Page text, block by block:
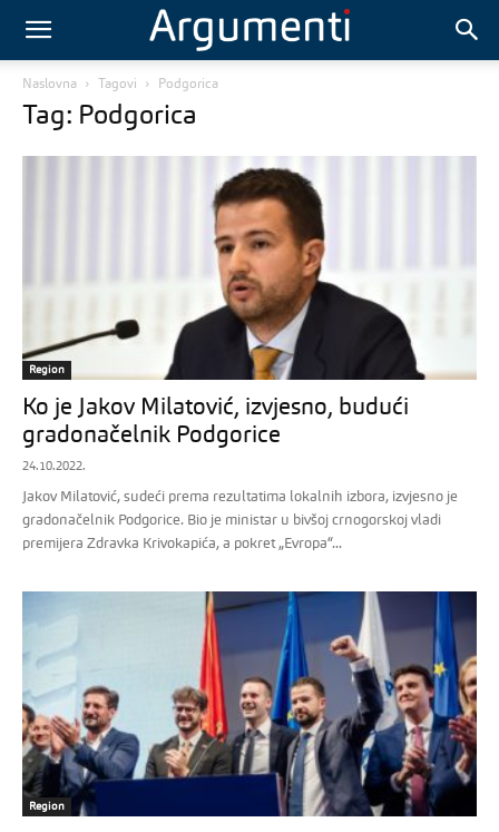
Naslovna Tagovi Podgorica
Tag: Podgorica
Region
Ko je Jakov Milatović, izvjesno, budući
gradonačelnik Podgorice
24.10.2022.
Jakov Milatović, sudeći prema rezultatima lokalnih izbora, izvjesno je
gradonačelnik Podgorice. Bio je ministar u bivšoj crnogorskoj vladi
premijera Zdravka Krivokapića, a pokret „Evropa“...
Region